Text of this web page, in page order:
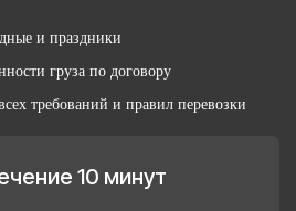
и праздники
груза по договору
требований и правил перевозки
10 минут